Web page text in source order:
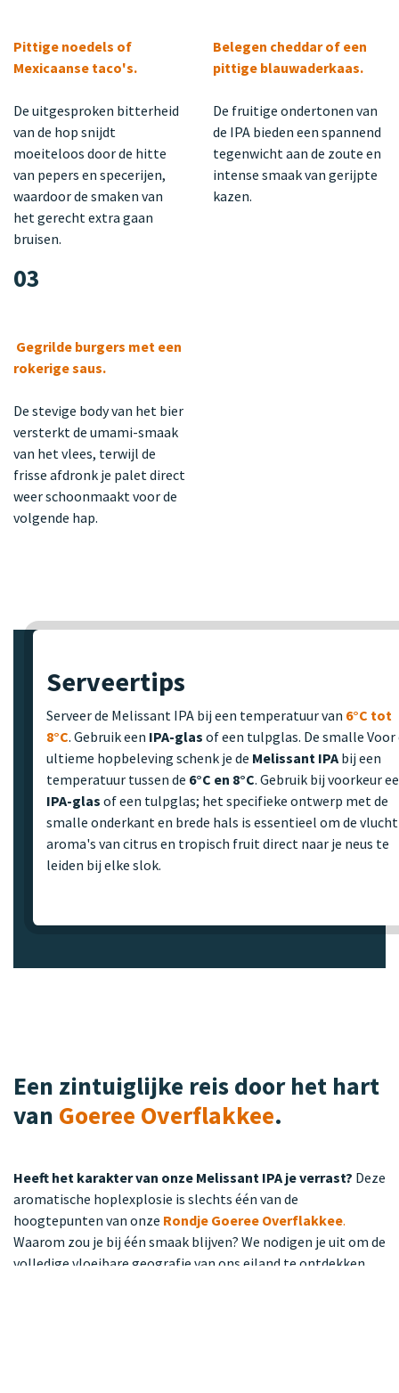
Pittige noedels of
Mexicaanse taco's.
De uitgesproken bitterheid
van de hop snijdt
moeiteloos door de hitte
van pepers en specerijen,
waardoor de smaken van
het gerecht extra gaan
bruisen.
Belegen cheddar of een
pittige blauwaderkaas.
De fruitige ondertonen van
de IPA bieden een spannend
tegenwicht aan de zoute en
intense smaak van gerijpte
kazen.
03
Gegrilde burgers met een
rokerige saus.
De stevige body van het bier
versterkt de umami-smaak
van het vlees, terwijl de
frisse afdronk je palet direct
weer schoonmaakt voor de
volgende hap.
Serveertips
Serveer de Melissant IPA bij een temperatuur van 6°C tot
8°C. Gebruik een IPA-glas of een tulpglas. De smalle Voor
ultieme hopbeleving schenk je de Melissant IPA bij een
temperatuur tussen de 6°C en 8°C. Gebruik bij voorkeur
IPA-glas of een tulpglas; het specifieke ontwerp met de
smalle onderkant en brede hals is essentieel om de
aroma's van citrus en tropisch fruit direct naar je neus te
leiden bij elke slok.
Een zintuiglijke reis door het hart
van Goeree Overflakkee.
Heeft het karakter van onze Melissant IPA je verrast? Deze
aromatische hoplexplosie is slechts één van de
hoogtepunten van onze Rondje Goeree Overflakkee.
Waarom zou je bij één smaak blijven? We nodigen je uit om de
volledige vloeibare geografie van ons eiland te ontdekken.